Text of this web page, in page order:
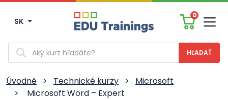
SK
0
Vyhľadávanie
Úvodné > Technické kurzy >
Microsoft
>
Microsoft Word – Expert